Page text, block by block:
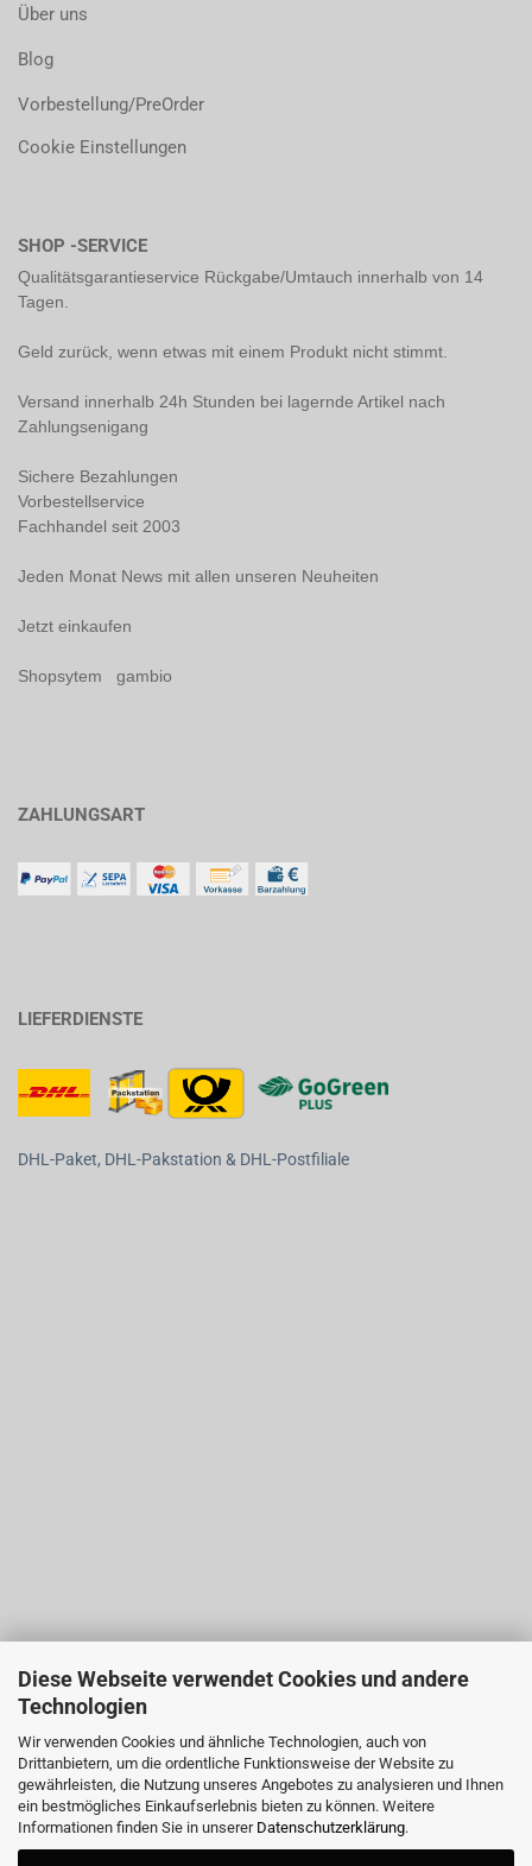
Diese Webseite verwendet Cookies und andere
Technologien
Wir verwenden Cookies und ähnliche Technologien, auch von
Drittanbietern, um die ordentliche Funktionsweise der Website zu
gewährleisten, die Nutzung unseres Angebotes zu analysieren und Ihnen
ein bestmögliches Einkaufserlebnis bieten zu können. Weitere
Informationen finden Sie in unserer Datenschutzerklärung.
Über uns
Blog
Vorbestellung/PreOrder
Cookie Einstellungen
SHOP -SERVICE
Qualitätsgarantieservice Rückgabe/Umtauch innerhalb von 14
Tagen.
Geld zurück, wenn etwas mit einem Produkt nicht stimmt.
Versand innerhalb 24h Stunden bei lagernde Artikel nach
Zahlungsenigang
Sichere Bezahlungen
Vorbestellservice
Fachhandel seit 2003
Jeden Monat News mit allen unseren Neuheiten
Jetzt einkaufen
Shopsytem gambio
ZAHLUNGSART
LIEFERDIENSTE
DHL-Paket, DHL-Pakstation & DHL-Postfiliale